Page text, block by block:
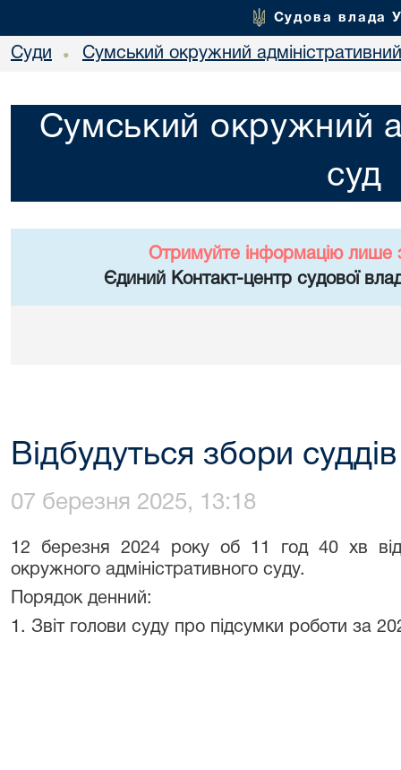
Судова влада
Суди • Сумський окружний
Сумський окружний
суд
Отримуйте інформацію лише
Єдиний Контакт-центр судової
Відбудуться збори суддів
07 березня 2025, 13:18
12 березня 2024 року об 11 год 40 хв
окружного адміністративного суду.
Порядок денний:
1. Звіт голови суду про підсумки роботи за